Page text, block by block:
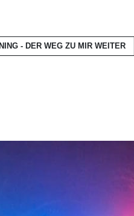
- DER WEG ZU MIR WEITER